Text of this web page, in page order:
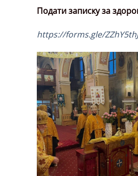
Подати записку за
https://forms.gle/